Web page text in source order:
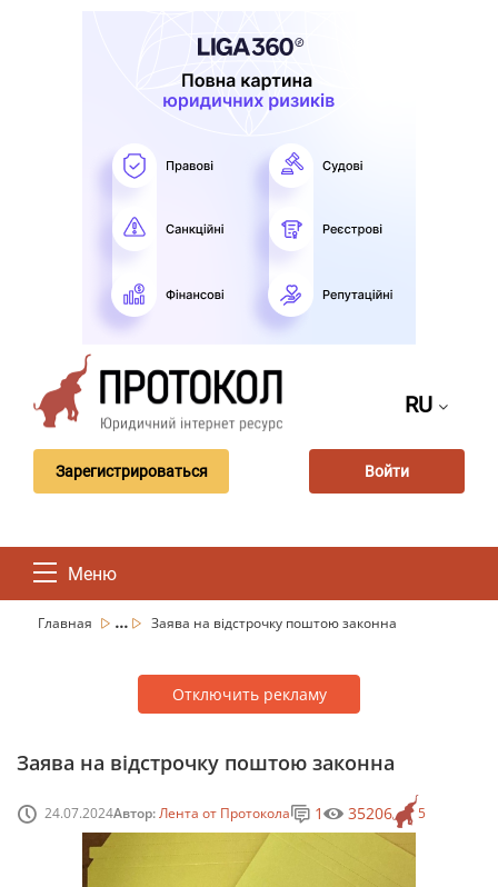
RU
Зарегистрироваться Войти
Меню
Главная ... Заява на відстрочку поштою законна
Отключить рекламу
Заява на відстрочку поштою законна
24.07.2024Автор:Лента от Протокола 5
1 35206